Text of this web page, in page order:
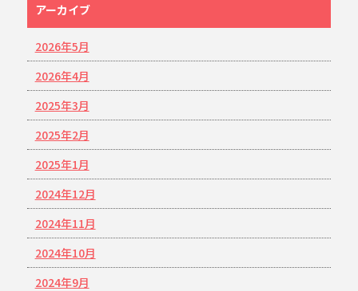
アーカイブ
2026年5月
2026年4月
2025年3月
2025年2月
2025年1月
2024年12月
2024年11月
2024年10月
2024年9月